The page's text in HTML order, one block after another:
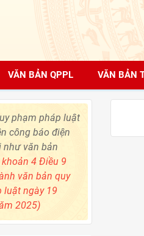
VĂN BẢN QPPL VĂN BẢN
phạm pháp luật
công báo điện
như văn bản
khoản 4 Điều 9
văn bản quy
luật ngày 19
2025)